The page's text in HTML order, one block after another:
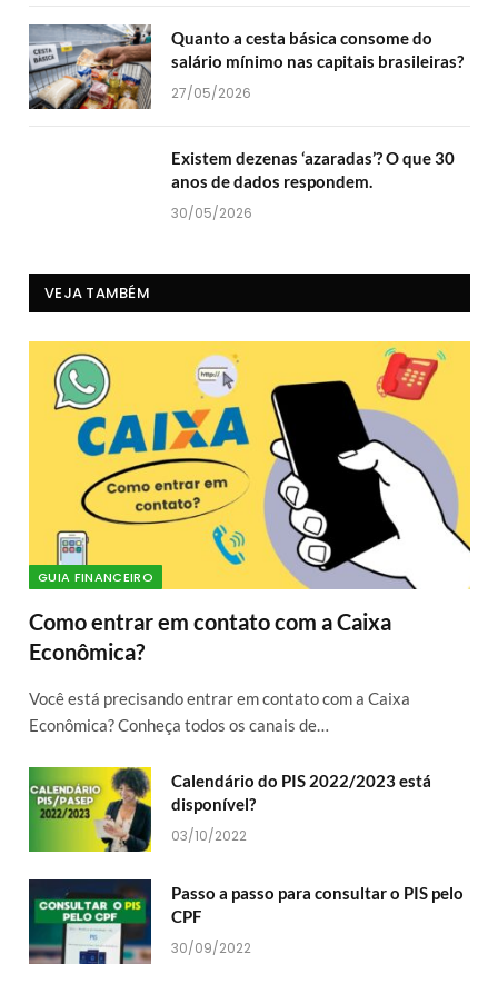
Quanto a cesta básica consome do
salário mínimo nas capitais brasileiras?
27/05/2026
Existem dezenas ‘azaradas’? O que 30
anos de dados respondem.
30/05/2026
VEJA TAMBÉM
GUIA FINANCEIRO
Como entrar em contato com a Caixa
Econômica?
Você está precisando entrar em contato com a Caixa
Econômica? Conheça todos os canais de…
Calendário do PIS 2022/2023 está
disponível?
03/10/2022
Passo a passo para consultar o PIS pelo
CPF
30/09/2022